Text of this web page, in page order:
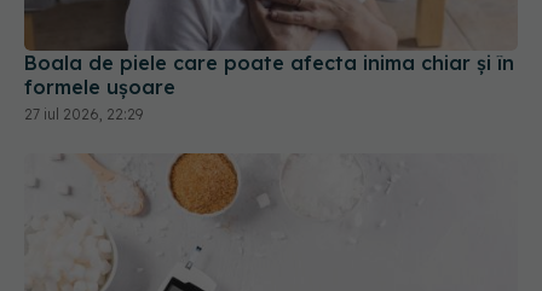
Boala de piele care poate afecta inima chiar și în
formele ușoare
27 iul 2026, 22:29